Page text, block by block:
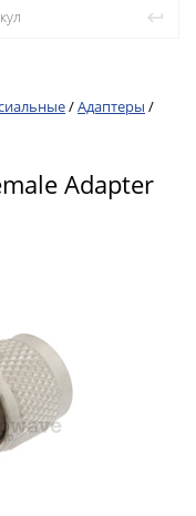
/Адаптеры /
Adapter